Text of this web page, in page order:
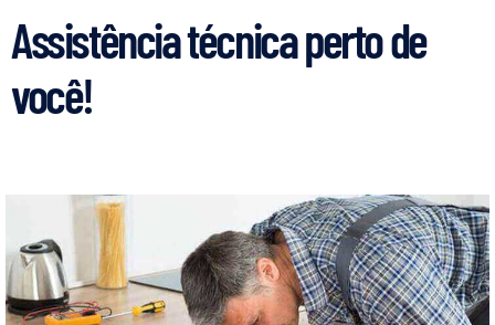
Assistência técnica perto de
você!